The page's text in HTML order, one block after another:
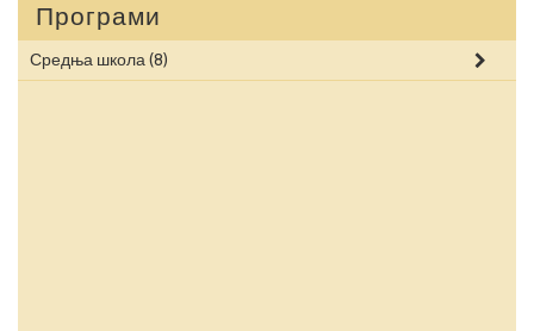
Програми
Средња школа(8)